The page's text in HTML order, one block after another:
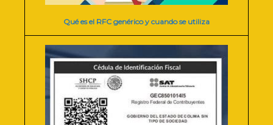
Qué es el RFC genérico y cuando se utiliza